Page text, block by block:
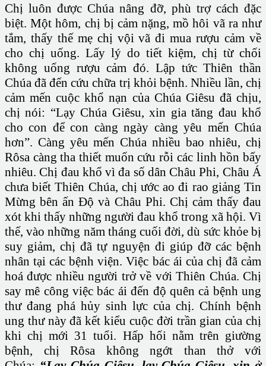
Chị luôn được Chúa nâng đỡ, phù trợ cách đặc
biệt. Một hôm, chị bị cảm nặng, mồ hôi vã ra như
tắm, thấy thế mẹ chị vội vã đi mua rượu cảm về
cho chị uống. Lấy lý do tiết kiệm, chị từ chối
không uống rượu cảm đó. Lập tức Thiên thần
Chúa đã đến cứu chữa trị khỏi bệnh. Nhiều lần, chị
cảm mến cuộc khổ nạn của Chúa Giêsu đã chịu,
chị nói: “Lạy Chúa Giêsu, xin gia tăng đau khổ
cho con để con càng ngày càng yêu mến Chúa
hơn”. Càng yêu mến Chúa nhiều bao nhiêu, chị
Rôsa càng tha thiết muốn cứu rỗi các linh hồn bấy
nhiêu. Chị đau khổ vì đa số dân Châu Phi, Châu Á
chưa biết Thiên Chúa, chị ước ao đi rao giảng Tin
Mừng bên ấn Độ và Châu Phi. Chị cảm thấy đau
xót khi thấy những người đau khổ trong xã hội. Vì
thế, vào những năm tháng cuối đời, dù sức khỏe bị
suy giảm, chị đã tự nguyện đi giúp đỡ các bệnh
nhân tại các bệnh viện. Việc bác ái của chị đã cảm
hoá được nhiều người trở về với Thiên Chúa. Chị
say mê công việc bác ái đến độ quên cả bệnh ung
thư đang phá hủy sinh lực của chị. Chính bệnh
ung thư này đã kết kiểu cuộc đời trần gian của chị
khi chị mới 31 tuổi. Hấp hối nằm trên giường
bệnh, chị Rôsa không ngớt than thở với